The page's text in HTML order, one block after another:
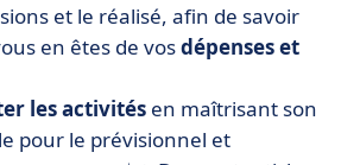
et suivre le budget d’une
votre suivi budgétaire
: on résume
et le réalisé, afin de savoir
en êtes de vosdépenses et
les activités en maîtrisant son
pour le prévisionnel et